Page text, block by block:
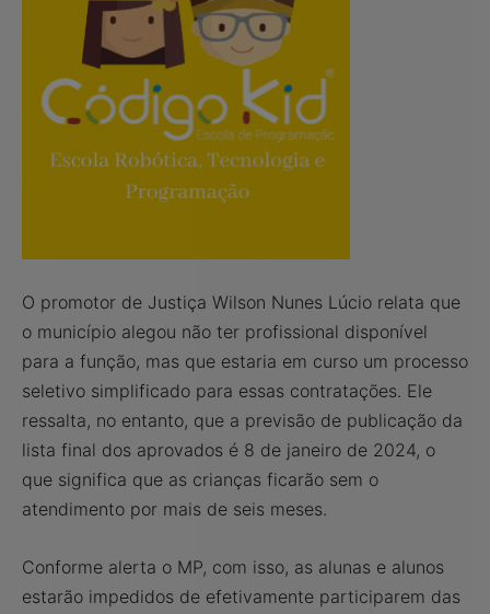
O promotor de Justiça Wilson Nunes Lúcio relata que
o município alegou não ter profissional disponível
para a função, mas que estaria em curso um processo
seletivo simplificado para essas contratações. Ele
ressalta, no entanto, que a previsão de publicação da
lista final dos aprovados é 8 de janeiro de 2024, o
que significa que as crianças ficarão sem o
atendimento por mais de seis meses.
Conforme alerta o MP, com isso, as alunas e alunos
estarão impedidos de efetivamente participarem das